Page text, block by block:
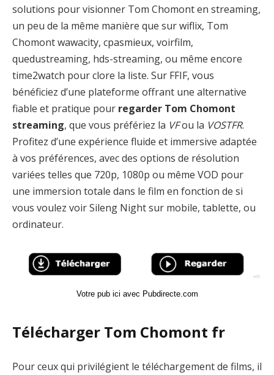
solutions pour visionner Tom Chomont en streaming,
un peu de la même manière que sur wiflix, Tom
Chomont wawacity, cpasmieux, voirfilm,
quedustreaming, hds-streaming, ou même encore
time2watch pour clore la liste. Sur FFIF, vous
bénéficiez d’une plateforme offrant une alternative
fiable et pratique pour regarder Tom Chomont
streaming, que vous préfériez la VFou la VOSTFR.
Profitez d’une expérience fluide et immersive adaptée
à vos préférences, avec des options de résolution
variées telles que 720p, 1080p ou même VOD pour
une immersion totale dans le film en fonction de si
vous voulez voir Sileng Night sur mobile, tablette, ou
ordinateur.
Votre pub ici avec Pubdirecte.com
Télécharger Tom Chomont fr
Pour ceux qui privilégient le téléchargement de films, il